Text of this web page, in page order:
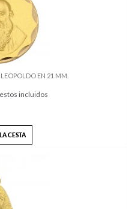
EN 21 MM.
incluidos
CESTA